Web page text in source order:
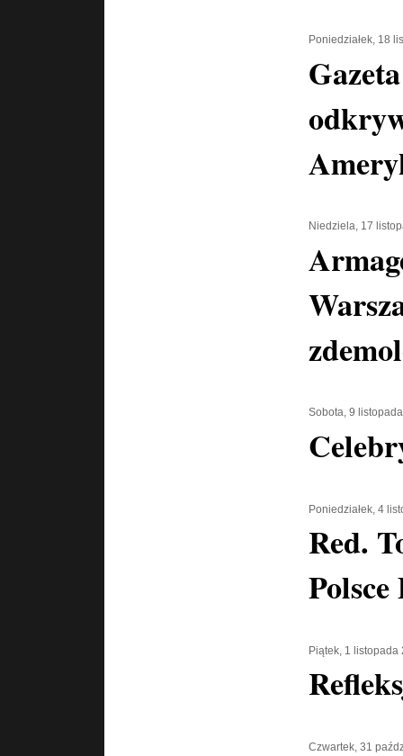
Poniedziałek, 18
Niedziela, 17
Sobota, 9
Poniedziałek, 4
Red.
Piątek, 1 listopada
Czwartek, 31